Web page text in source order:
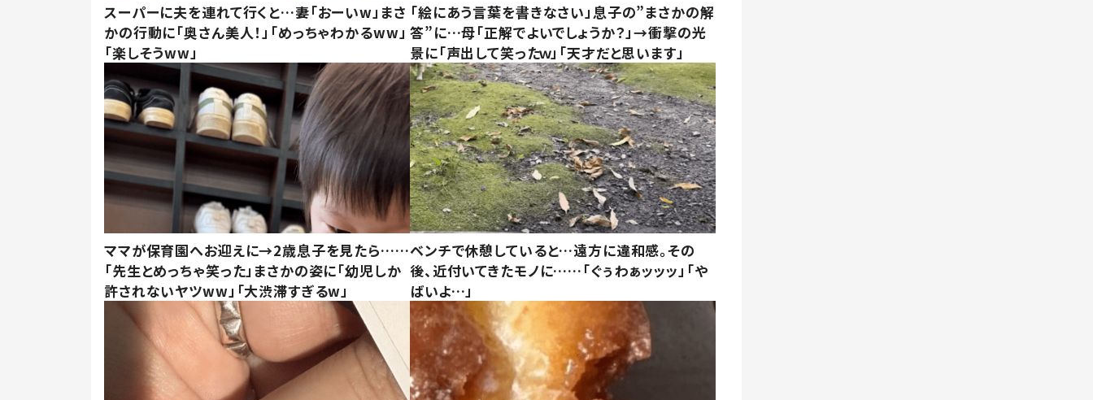
スーパーに夫を連れて行くと…妻「おーいw」まさ
かの行動に「奥さん美人！」「めっちゃわかるww」
「楽しそうww」
「絵にあう言葉を書きなさい」息子の”まさかの解
答”に…母「正解でよいでしょうか？」→衝撃の光
景に「声出して笑ったｗ」「天才だと思います」
ママが保育園へお迎えに→2歳息子を見たら……
「先生とめっちゃ笑った」まさかの姿に「幼児しか
許されないヤツww」「大渋滞すぎるw」
ベンチで休憩していると…遠方に違和感。その
後、近付いてきたモノに……「ぐぅわぁッッッ」「や
ばいよ…」